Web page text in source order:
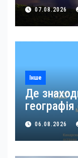
07.08.2026
Інше
Де
06.08.2026